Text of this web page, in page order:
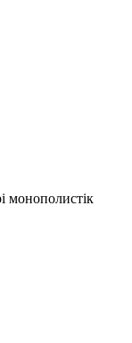
монополистік